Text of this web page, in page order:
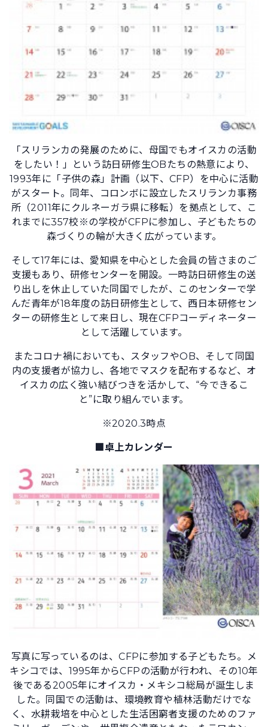
「スリランカの発展のために、母国でもオイスカの活動
をしたい！」という訪日研修生OBたちの熱意により、
1993年に「子供の森」計画（以下、CFP）を中心に活動
がスタート。同年、コロンボに設立したスリランカ事務
所（2011年にクルネーガラ県に移転）を拠点として、こ
れまでに357校※の学校がCFPに参加し、子どもたちの
森づくりの輪が大きく広がっています。
そして17年には、愛知県を中心とした会員の皆さまのご
支援もあり、研修センターを開設。一時訪日研修生の送
り出しを休止していた同国でしたが、このセンターで学
んだ青年が18年度の訪日研修生として、西日本研修セン
ターの研修生として来日し、現在CFPコーディネーター
として活躍しています。
またコロナ禍においても、スタッフやOB、そして同国
内の支援者が協力し、各地でマスクを配布するなど、オ
イスカの広く強い結びつきを活かして、“今できるこ
と”に取り組んでいます。
※2020.3時点
■卓上カレンダー
写真に写っているのは、CFPに参加する子どもたち。メ
キシコでは、1995年からCFPの活動が行われ、その10年
後である2005年にオイスカ・メキシコ総局が誕生しま
した。同国での活動は、環境教育や植林活動だけでな
く、水耕栽培を中心とした生活困窮者支援のためのファ